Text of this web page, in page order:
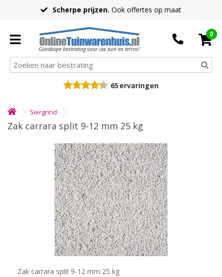
Scherpe prijzen. Ook offertes op maat
Goedkope bestrating voor uw tuin en terras!
0
65 ervaringen
Siergrind
Zak carrara split 9-12 mm 25 kg
Zak carrara split 9-12 mm 25 kg